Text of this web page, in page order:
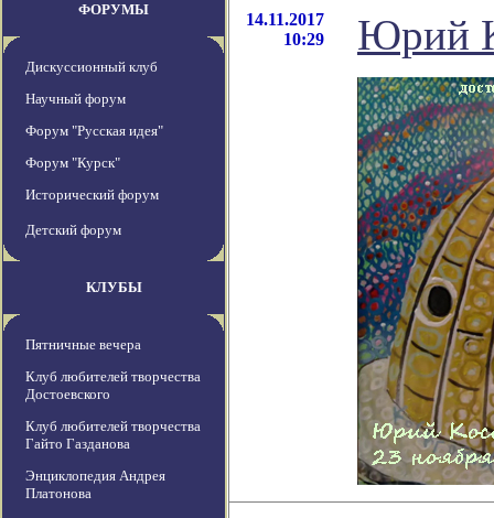
ФОРУМЫ
Дискуссионный клуб
Научный форум
Форум "Русская идея"
Форум "Курск"
Исторический форум
Детский форум
КЛУБЫ
Пятничные вечера
Клуб любителей творчества
Достоевского
Клуб любителей творчества
Гайто Газданова
Энциклопедия Андрея
Платонова
14.11.2017
10:29
Юрий